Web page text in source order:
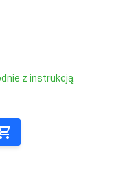
z instrukcją